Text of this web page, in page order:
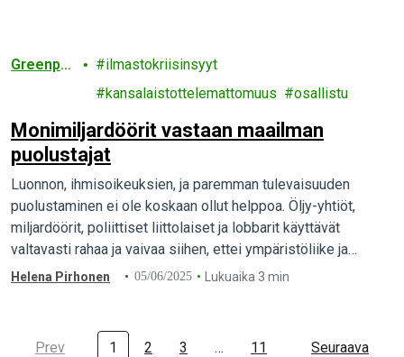
Greenpe
ilmastokriisinsyyt
kansalaistottelemattomuus
osallistu
Monimiljardöörit vastaan maailman
puolustajat
Luonnon, ihmisoikeuksien, ja paremman tulevaisuuden
puolustaminen ei ole koskaan ollut helppoa. Öljy-yhtiöt,
miljardöörit, poliittiset liittolaiset ja lobbarit käyttävät
valtavasti rahaa ja vaivaa siihen, ettei ympäristöliike ja
aktivismi menestyisi. Onneksi me voimme taistella vastaan.
Helena Pirhonen 05/06/2025 Lukuaika 3 min
Prev 1 2 3 … 11 Seuraava